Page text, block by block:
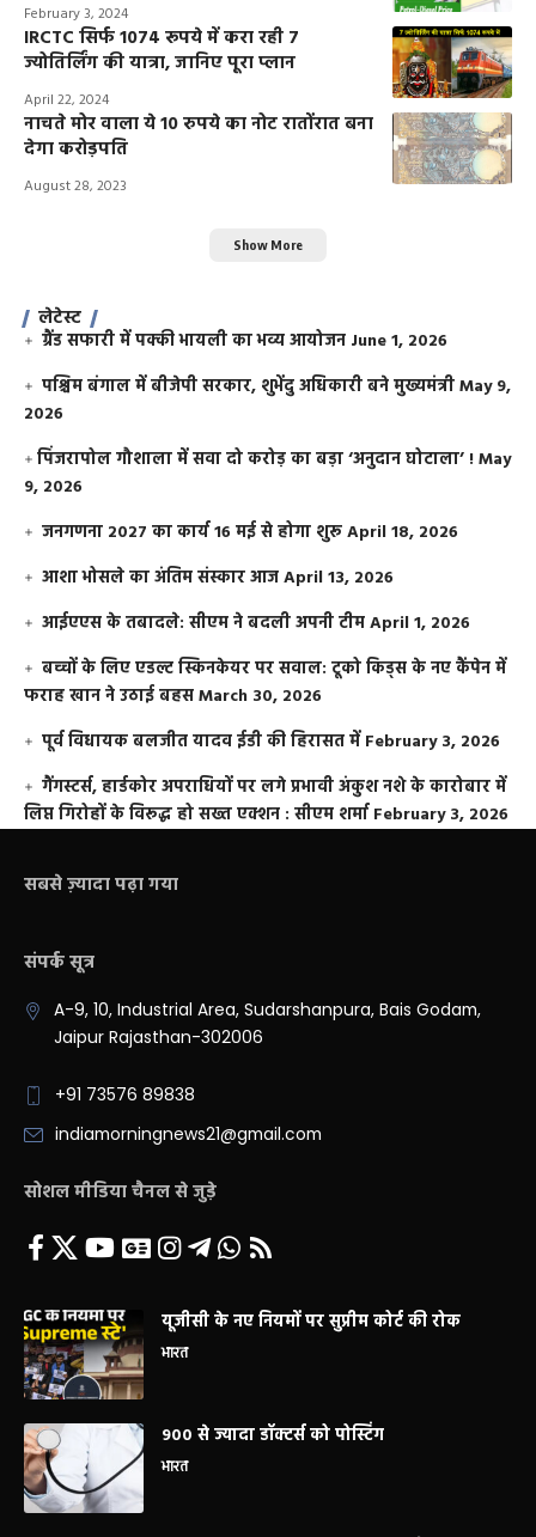
February 3, 2024
IRCTC सिर्फ 1074 रूपये में करा रही 7
ज्योतिर्लिंग की यात्रा, जानिए पूरा प्लान
April 22, 2024
नाचते मोर वाला ये 10 रुपये का नोट रातोंरात बना
देगा करोड़पति
August 28, 2023
Show More
लेटेस्ट
ग्रैंड सफारी में पक्की भायली का भव्य आयोजन June 1, 2026
पश्चिम बंगाल में बीजेपी सरकार, शुभेंदु अधिकारी बने मुख्यमंत्रीMay 9,
2026
​पिंजरापोल गौशाला में सवा दो करोड़ का बड़ा ‘अनुदान घोटाला’ !May
9, 2026
जनगणना 2027 का कार्य 16 मई से होगा शुरूApril 18, 2026
आशा भोसले का अंतिम संस्कार आजApril 13, 2026
आईएएस के तबादले: सीएम ने बदली अपनी टीमApril 1, 2026
बच्चों के लिए एडल्ट स्किनकेयर पर सवाल: टूको किड्स के नए कैंपेन में
फराह खान ने उठाई बहसMarch 30, 2026
पूर्व विधायक बलजीत यादव ईडी की हिरासत में February 3, 2026
गैंगस्टर्स, हार्डकोर अपराधियों पर लगे प्रभावी अंकुश नशे के कारोबार में
लिप्त गिरोहों के विरूद्ध हो सख्त एक्शन : सीएम शर्मा February 3, 2026
सबसे ज़्यादा पढ़ा गया
संपर्क सूत्र
A-9, 10, Industrial Area, Sudarshanpura, Bais Godam,
Jaipur Rajasthan-302006
+91 73576 89838
indiamorningnews21@gmail.com
सोशल मीडिया चैनल से जुड़े
यूजीसी के नए नियमों पर सुप्रीम कोर्ट की रोक
भारत
900 से ज्यादा डॉक्टर्स को पोस्टिंग
भारत